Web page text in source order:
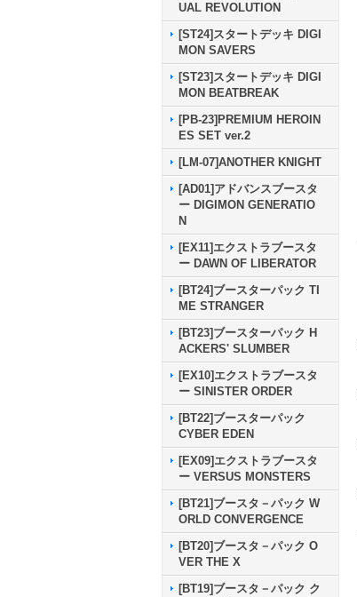
UAL REVOLUTION
[ST24]スタートデッキ DIGI
MON SAVERS
[ST23]スタートデッキ DIGI
MON BEATBREAK
[PB-23]PREMIUM HEROIN
ES SET ver.2
[LM-07]ANOTHER KNIGHT
[AD01]アドバンスブースタ
ー DIGIMON GENERATIO
N
[EX11]エクストラブースタ
ー DAWN OF LIBERATOR
[BT24]ブースターパック TI
ME STRANGER
[BT23]ブースターパック H
ACKERS' SLUMBER
[EX10]エクストラブースタ
ー SINISTER ORDER
[BT22]ブースターパック
CYBER EDEN
[EX09]エクストラブースタ
ー VERSUS MONSTERS
[BT21]ブースタ－パック W
ORLD CONVERGENCE
[BT20]ブースタ－パック O
VER THE X
[BT19]ブースタ－パック ク